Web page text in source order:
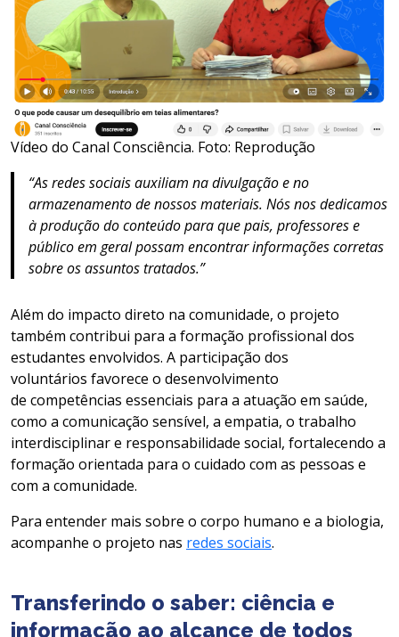
Vídeo do Canal Consciência. Foto: Reprodução
“As redes sociais auxiliam na divulgação e no
armazenamento de nossos materiais. Nós nos dedicamos
à produção do conteúdo para que pais, professores e
público em geral possam encontrar informações corretas
sobre os assuntos tratados.”
Além do impacto direto na comunidade, o projeto
também contribui para a formação profissional dos
estudantes envolvidos. A participação dos
voluntários favorece o desenvolvimento
de competências essenciais para a atuação em saúde,
como a comunicação sensível, a empatia, o trabalho
interdisciplinar e responsabilidade social, fortalecendo a
formação orientada para o cuidado com as pessoas e
com a comunidade.
Para entender mais sobre o corpo humano e a biologia,
acompanhe o projeto nas redes sociais.
Transferindo o saber: ciência e
informação ao alcance de todos